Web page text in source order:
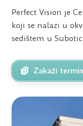
Perfect Vision je
koji se nalazi u
sedištem u
Zakaži termin